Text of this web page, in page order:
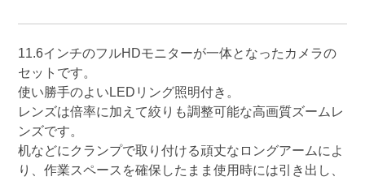
11.6インチのフルHDモニターが一体となったカメラの
セットです。
使い勝手のよいLEDリング照明付き。
レンズは倍率に加えて絞りも調整可能な高画質ズームレ
ンズです。
机などにクランプで取り付ける頑丈なロングアームによ
り、作業スペースを確保したまま使用時には引き出し、